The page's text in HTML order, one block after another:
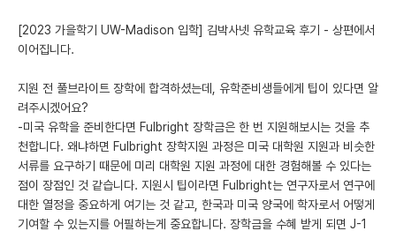
이벤트
이벤트
반도체 아카데미
재팬라운지 🌸
[2023 가을학기 UW-Madison 입학] 김박사넷 유학교육 후기 - 상편에서
이어집니다.
지원 전 풀브라이트 장학에 합격하셨는데, 유학준비생들에게 팁이 있다면 알
려주시겠어요?
-미국 유학을 준비한다면 Fulbright 장학금은 한 번 지원해보시는 것을 추
천합니다. 왜냐하면 Fulbright 장학지원 과정은 미국 대학원 지원과 비슷한
서류를 요구하기 때문에 미리 대학원 지원 과정에 대한 경험해볼 수 있다는
점이 장점인 것 같습니다. 지원시 팁이라면 Fulbright는 연구자로서 연구에
대한 열정을 중요하게 여기는 것 같고, 한국과 미국 양국에 학자로서 어떻게
기여할 수 있는지를 어필하는게 중요합니다. 장학금을 수혜 받게 되면 J-1